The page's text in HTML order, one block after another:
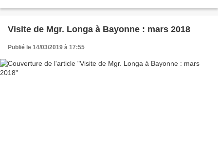
Visite de Mgr. Longa à Bayonne : mars 2018
Publié le 14/03/2019 à 17:55